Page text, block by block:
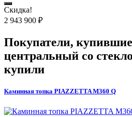
Скидка!
2 943 900 ₽
Покупатели, купившие
центральный со
купили
Каминная топка PIAZZETTA M360 Q